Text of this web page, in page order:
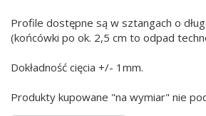
Profile dostępne są w sztangach o
(końcówki po ok. 2,5 cm to odpad
Dokładność cięcia +/- 1mm.
Produkty kupowane "na wymiar" nie